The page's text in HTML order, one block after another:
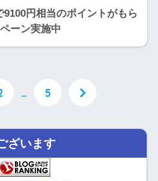
円相当のポイントがもら
ーン実施中
… 5
ざいます